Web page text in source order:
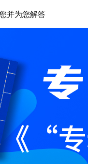
并为您解答